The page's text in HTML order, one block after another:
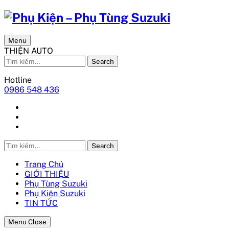
Menu
THIỆN AUTO
Search
Hotline
0986 548 436
Search
Trang Chủ
GIỚI THIỆU
Phụ Tùng Suzuki
Phụ Kiện Suzuki
TIN TỨC
Menu Close